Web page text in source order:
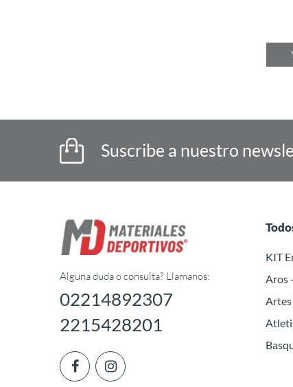
Suscribe a nuestro
Alguna duda o consulta? Llamanos:
02214892307
2215428201
KIT
Aros